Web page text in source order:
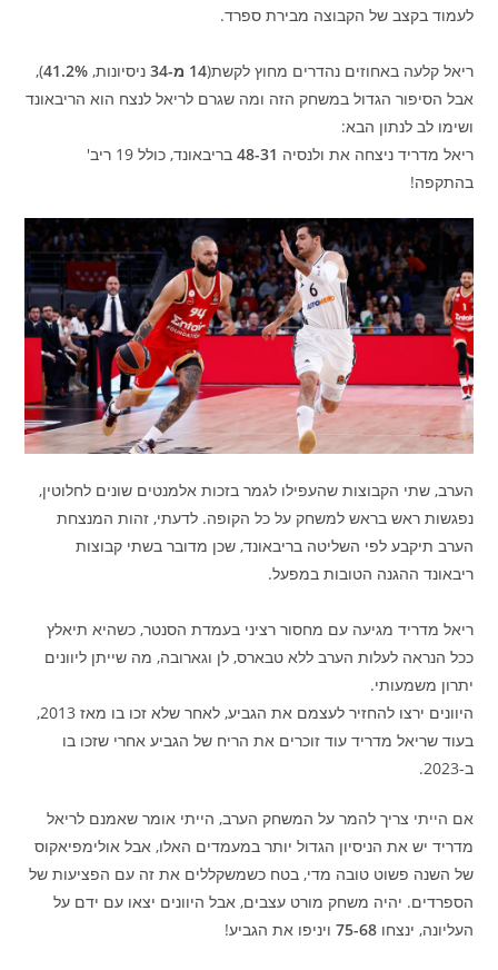
לעמוד בקצב של הקבוצה מבירת ספרד.
ריאל קלעה באחוזים נהדרים מחוץ לקשת(14 מ-34 ניסיונות,41.2%
),
אבל הסיפור הגדול במשחק הזה ומה שגרם לריאל לנצח הוא הריבאונד
ושימו לב לנתון הבא:
ריאל מדריד ניצחה את ולנסיה 48-31
בריבאונד, כולל 19 ריב'
בהתקפה!
הערב, שתי הקבוצות שהעפילו לגמר בזכות אלמנטים שונים לחלוטין,
נפגשות ראש בראש למשחק על כל הקופה. לדעתי, זהות המנצחת
הערב תיקבע לפי השליטה בריבאונד, שכן מדובר בשתי קבוצות
ריבאונד ההגנה הטובות במפעל.
ריאל מדריד מגיעה עם מחסור רציני בעמדת הסנטר, כשהיא תיאלץ
ככל הנראה לעלות הערב ללא טבארס, לן וגארובה, מה שייתן ליוונים
יתרון משמעותי.
היוונים ירצו להחזיר לעצמם את הגביע, לאחר שלא זכו בו מאז 2013,
בעוד שריאל מדריד עוד זוכרים את הריח של הגביע אחרי שזכו בו
ב-2023.
אם הייתי צריך להמר על המשחק הערב, הייתי אומר שאמנם לריאל
מדריד יש את הניסיון הגדול יותר במעמדים האלו, אבל אולימפיאקוס
של השנה פשוט טובה מדי, בטח כשמשקללים את זה עם הפציעות של
הספרדים. יהיה משחק מורט עצבים, אבל היוונים יצאו עם ידם על
העליונה, ינצחו75-68 ויניפו את הגביע!